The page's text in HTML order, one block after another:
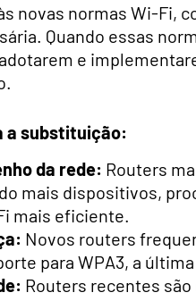
novas normas Wi-Fi,
Quando essas
e
a substituição:
da rede: Routers
mais dispositivos,
mais eficiente.
Novos routers
para WPA3, a
Routers recentes